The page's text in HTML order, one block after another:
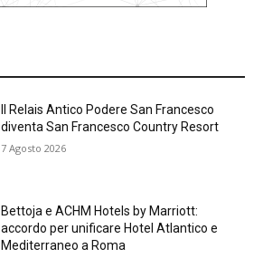
Il Relais Antico Podere San Francesco
diventa San Francesco Country Resort
7 Agosto 2026
Bettoja e ACHM Hotels by Marriott:
accordo per unificare Hotel Atlantico e
Mediterraneo a Roma